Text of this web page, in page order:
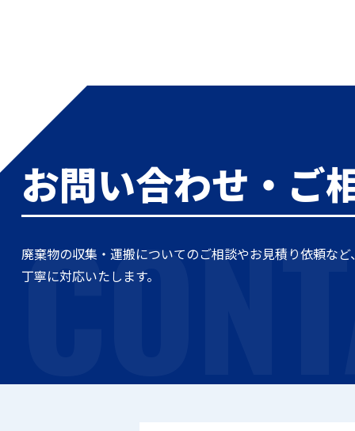
お問い合わせ・ご
廃棄物の収集・運搬についてのご相談やお見積り依頼な
丁寧に対応いたします。